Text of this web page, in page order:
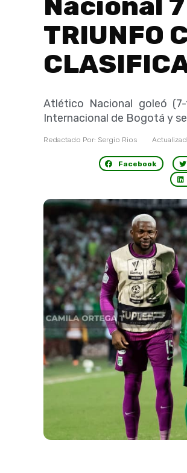
TRIUNFO
Atlético Nacional goleó
Internacional de Bogotá y
Redactado Por: Sergio Rios
Facebook